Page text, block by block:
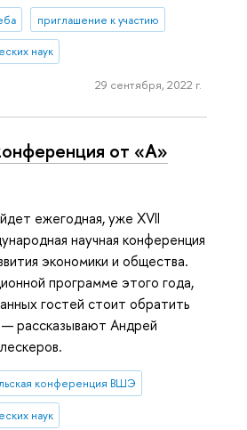
приглашение к участию
наук
29 сентября, 2022 г.
от «A»
ежегодная, уже XVII
научная конференция
экономики и общества.
программе этого года,
гостей стоит обратить
рассказывают Андрей
конференция ВШЭ
наук